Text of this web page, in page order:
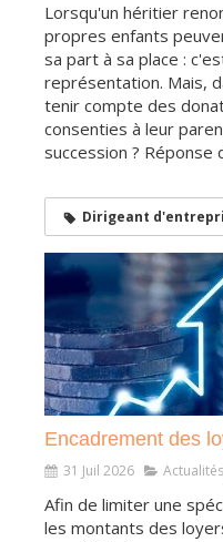
Lorsqu'un héritier
propres enfants
sa part à sa place :
représentation. Mais,
tenir compte des
consenties à leur
succession ? Réponse
Dirigeant
Encadrement des
31 Juil 2026
Afin de limiter une
les montants des